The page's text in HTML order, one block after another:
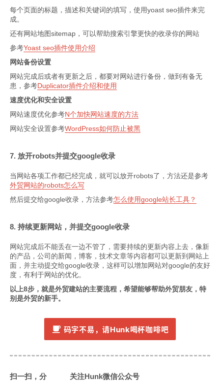
每个页面的标题，描述和关键词的填写，使用yoast seo插件来完
成。
还有网站地图sitemap，可以帮助搜索引擎更快的收录你的网站
参考Yoast seo插件使用介绍
网站备份设置
网站完成后或者有更新之后，都要对网站进行备份，做到有备无
患，参考Duplicator插件介绍和使用
速度优化和安全设置
网站速度优化参考N个加快网站速度的方法
网站安全设置参考WordPress如何防止被黑
7. 放开robots并提交google收录
当网站各项工作都已经完成，就可以放开robots了，方法还是参考
外贸网站的robots怎么写
然后提交给google收录，方法参考怎么使用google站长工具？
8. 持续更新网站，并提交google收录
网站完成后不能丢在一边不管了，需要持续的更新内容上去，像新
的产品，公司的新闻，博客，技术文章等内容都可以更新到网站上
面，并主动提交给google收录，这样可以增加网站对google的友好
度，有利于网站的优化。
以上8步，就是外贸建站的主要流程，希望能够帮助外贸朋友，特
别是外贸的新手。
码字不易，请Hunk喝杯咖啡吧
扫一扫，分
关注Hunk微信公众号